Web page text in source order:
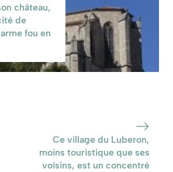
couleurs
d’automne
château,
de
fou en
Ce village du Luberon,
moins touristique que ses
voisins, est un concentré